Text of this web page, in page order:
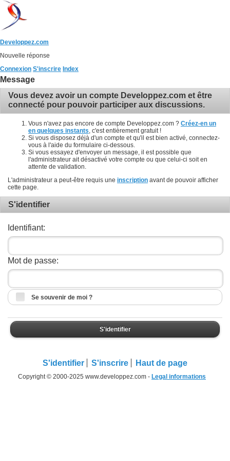
Developpez.com
Nouvelle réponse
Connexion S'inscrire Index
Message
Vous devez avoir un compte Developpez.com et être
connecté pour pouvoir participer aux discussions.
Vous n'avez pas encore de compte Developpez.com ? Créez-en un
en quelques instants , c'est entièrement gratuit !
Si vous disposez déjà d'un compte et qu'il est bien activé, connectez-
vous à l'aide du formulaire ci-dessous.
Si vous essayez d'envoyer un message, il est possible que
l'administrateur ait désactivé votre compte ou que celui-ci soit en
attente de validation.
L'administrateur a peut-être requis une inscription avant de pouvoir afficher
cette page.
S'identifier
Identifiant:
Mot de passe:
Se souvenir de moi ?
S'identifier
S'identifier S'inscrire Haut de page
Copyright © 2000-2025 www.developpez.com - Legal informations